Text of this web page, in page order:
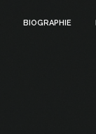
BIOGRAPHIE